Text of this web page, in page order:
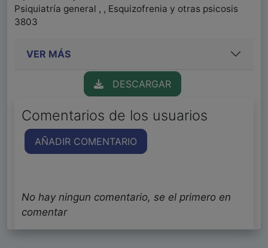
Psiquiatría general , , Esquizofrenia y otras psicosis
3803
VER MÁS
DESCARGAR
Comentarios de los usuarios
AÑADIR COMENTARIO
No hay ningun comentario, se el primero en
comentar